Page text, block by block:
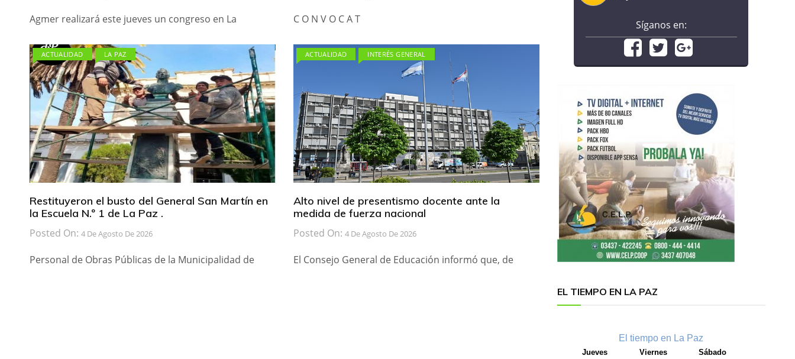
Agmer realizará este jueves un congreso en La C O N V O C A T
ACTUALIDAD LA PAZ
Restituyeron el busto del General San Martín en
la Escuela N.º 1 de La Paz .
Posted On: 4 De Agosto De 2026
Personal de Obras Públicas de la Municipalidad de
ACTUALIDAD INTERÉS GENERAL
Alto nivel de presentismo docente ante la
medida de fuerza nacional
Posted On: 4 De Agosto De 2026
El Consejo General de Educación informó que, de
Síganos en:
EL TIEMPO EN LA PAZ
El tiempo en La Paz
Jueves Viernes Sábado